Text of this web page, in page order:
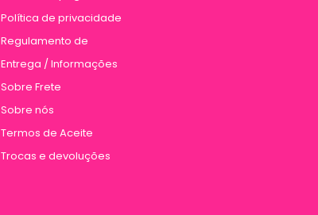
Política de privacidade
Regulamento de
Entrega / Informações
Sobre Frete
Sobre nós
Termos de Aceite
Trocas e devoluções